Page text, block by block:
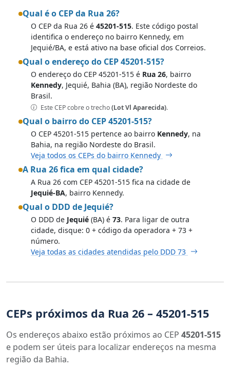
Qual é o CEP da Rua 26?
O CEP da Rua 26 é 45201-515. Este código postal
identifica o endereço no bairro Kennedy, em
Jequié/BA, e está ativo na base oficial dos Correios.
Qual o endereço do CEP 45201-515?
O endereço do CEP 45201-515 é Rua 26, bairro
Kennedy, Jequié, Bahia (BA), região Nordeste do
Brasil.
Este CEP cobre o trecho(Lot Vl Aparecida).
Qual o bairro do CEP 45201-515?
O CEP 45201-515 pertence ao bairro Kennedy, na
Bahia, na região Nordeste do Brasil.
Veja todos os CEPs do bairro Kennedy
A Rua 26 fica em qual cidade?
A Rua 26 com CEP 45201-515 fica na cidade de
Jequié-BA, bairro Kennedy.
Qual o DDD de Jequié?
O DDD de Jequié (BA) é 73. Para ligar de outra
cidade, disque: 0 + código da operadora + 73 +
número.
Veja todas as cidades atendidas pelo DDD 73
CEPs próximos da Rua 26 – 45201-515
Os endereços abaixo estão próximos ao CEP 45201-515
e podem ser úteis para localizar endereços na mesma
região da Bahia.